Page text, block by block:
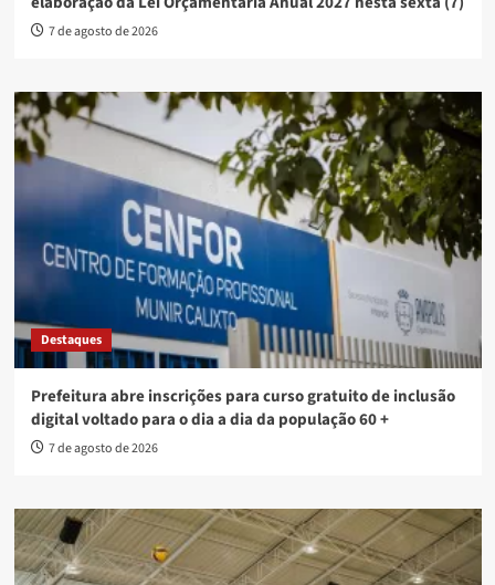
7 de agosto de 2026
Destaques
Prefeitura abre inscrições para curso gratuito de inclusão
digital voltado para o dia a dia da população 60 +
7 de agosto de 2026